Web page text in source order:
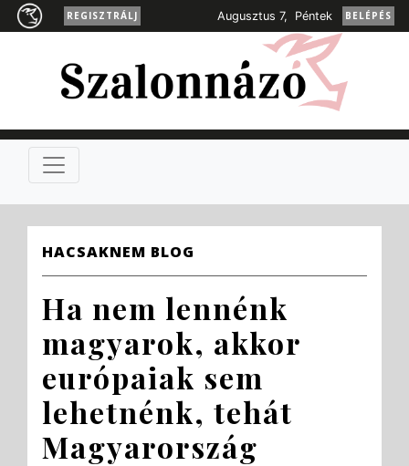
REGISZTRÁLJ Augusztus 7, Péntek BELÉPÉS
HACSAKNEM BLOG
Ha nem lennénk
magyarok, akkor
európaiak sem
lehetnénk, tehát
Magyarország